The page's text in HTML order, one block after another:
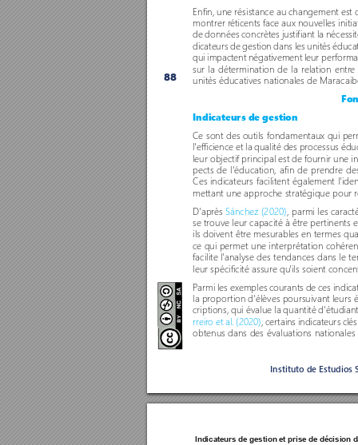
Instituto de Estudios
88
Enfin, une résistance au changement est
montrer réticents face aux nouvelles
de données concrètes justifiant la
dicateurs de gestion dans les unités
qui impactent négativement leur per
sur la détermination de la relation entre
unités éducatives nationales de
Indicateurs de gestion
Ce sont des outils fondamentaux qui
l'efficience et la qualité des processus
leur objectif principal est de fournir une
pects de l'éducation, afin de prendre
Ces indicateurs facilitent également
mettant une approche stratégique pour r
D'après Sánchez (2020) , parmi les
se trouve leur capacité à être pertinents
ils doivent être mesurables en termes
ce qui permet une interprétation cohér
facilite l'analyse des tendances dans le
leur spécificité assure qu'ils soient
Parmi les exemples courants de ces
la proportion d'élèves poursuivant leurs
criptions, qui évalue la quantité
rreiro et al. (2020) , certains indicateurs
obtenus dans des évaluations
Indicateurs de gestion et prise de décision